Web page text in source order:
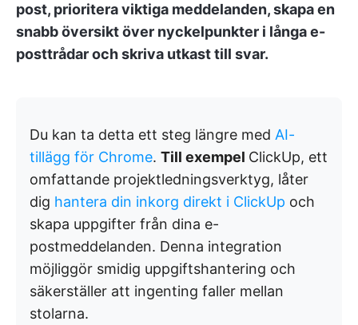
post, prioritera viktiga meddelanden, skapa en
snabb översikt över nyckelpunkter i långa e-
posttrådar och skriva utkast till svar.
Du kan ta detta ett steg längre med AI-
tillägg för Chrome. Till exempel ClickUp, ett
omfattande projektledningsverktyg, låter
dig hantera din inkorg direkt i ClickUp och
skapa uppgifter från dina e-
postmeddelanden. Denna integration
möjliggör smidig uppgiftshantering och
säkerställer att ingenting faller mellan
stolarna.